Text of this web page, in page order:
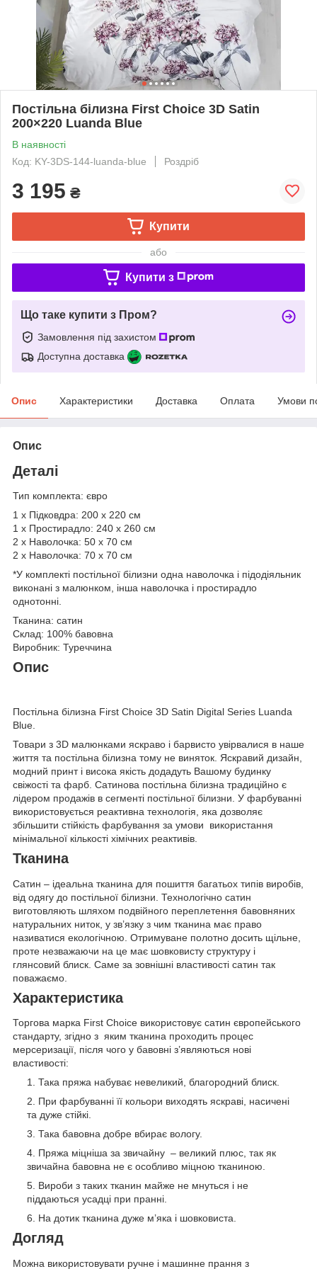
Постільна білизна First Choice 3D Satin
200×220 Luanda Blue
В наявності
Код: KY-3DS-144-luanda-blue
Роздріб
3 195 ₴
Купити
або
Купити з
Що таке купити з Пром?
Замовлення під захистом
Доступна доставка
Опис Характеристики Доставка Оплата Умови
Опис
Деталі
Тип комплекта: євро
1 х Підковдра: 200 х 220 см
1 х Простирадло: 240 х 260 см
2 х Наволочка: 50 х 70 см
2 х Наволочка: 70 х 70 см
*У комплекті постільної білизни одна наволочка і підодіяльник
виконані з малюнком, інша наволочка і простирадло
однотонні.
Тканина: сатин
Склад: 100% бавовна
Виробник: Туреччина
Опис
Постільна білизна First Choice 3D Satin Digital Series Luanda
Blue.
Товари з 3D малюнками яскраво і барвисто увірвалися в наше
життя та постільна білизна тому не виняток. Яскравий дизайн,
модний принт і висока якість додадуть Вашому будинку
свіжості та фарб. Сатинова постільна білизна традиційно є
лідером продажів в сегменті постільної білизни. У фарбуванні
використовується реактивна технологія, яка дозволяє
збільшити стійкість фарбування за умови використання
мінімальної кількості хімічних реактивів.
Тканина
Сатин – ідеальна тканина для пошиття багатьох типів виробів,
від одягу до постільної білизни. Технологічно сатин
виготовляють шляхом подвійного переплетення бавовняних
натуральних ниток, у зв’язку з чим тканина має право
називатися екологічною. Отримуване полотно досить щільне,
проте незважаючи на це має шовковисту структуру і
глянсовий блиск. Саме за зовнішні властивості сатин так
поважаємо.
Характеристика
Торгова марка First Choice використовує сатин європейського
стандарту, згідно з яким тканина проходить процес
мерсеризації, після чого у бавовні з’являються нові
властивості:
Така пряжа набуває невеликий, благородний блиск.
При фарбуванні її кольори виходять яскраві, насичені
та дуже стійкі.
Така бавовна добре вбирає вологу.
Пряжа міцніша за звичайну – великий плюс, так як
звичайна бавовна не є особливо міцною тканиною.
Вироби з таких тканин майже не мнуться і не
піддаються усадці при пранні.
На дотик тканина дуже м’яка і шовковиста.
Догляд
Можна використовувати ручне і машинне прання з